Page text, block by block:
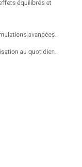
équilibrés et
avancées.
au quotidien.